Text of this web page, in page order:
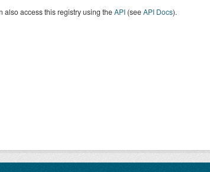
also access this registry using theAPI(seeAPI Docs).